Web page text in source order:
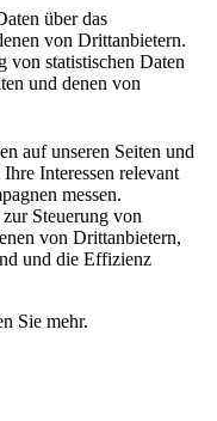
über das
von Drittanbietern.
von statistischen Daten
und denen von
auf unseren Seiten und
Interessen relevant
messen.
Steuerung von
von Drittanbietern,
und die Effizienz
Sie mehr.